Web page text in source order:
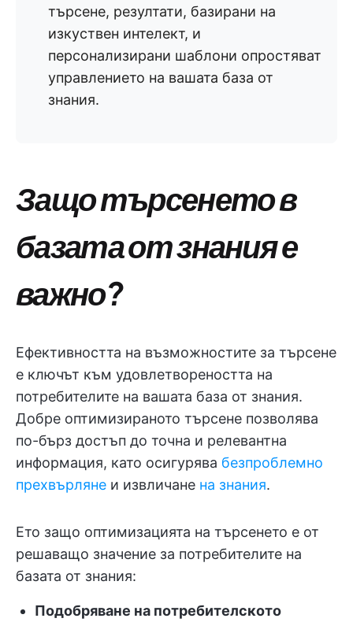
търсене, резултати, базирани на
изкуствен интелект, и
персонализирани шаблони опростяват
управлението на вашата база от
знания.
Защо търсенето в
базата от знания е
важно?
Ефективността на възможностите за търсене
е ключът към удовлетвореността на
потребителите на вашата база от знания.
Добре оптимизираното търсене позволява
по-бърз достъп до точна и релевантна
информация, като осигурява безпроблемно
прехвърляне и извличане на знания.
Ето защо оптимизацията на търсенето е от
решаващо значение за потребителите на
базата от знания:
Подобряване на потребителското